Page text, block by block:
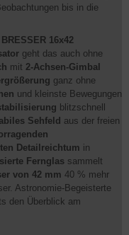
bis in die
BRESSER 16x42
geht das auch ohne
mit 2-Achsen-Gimbal
ganz ohne
und kleinste Bewegungen
blitzschnell
Sehfeld aus der freien
Detailreichtum in
Fernglas sammelt
von 42 mm 40 % mehr
Astronomie-Begeisterte
den Überblick am